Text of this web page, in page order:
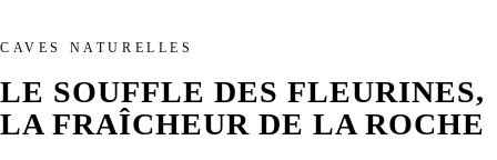
CAVES NATURELLES
LE SOUFFLE DES FLEURINES,
LA FRAÎCHEUR DE LA ROCHE